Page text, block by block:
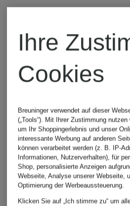
Zertifiziert
odlo
Ihre
Cookies
Breuninger verwendet auf dieser
(„Tools“). Mit Ihrer Zustimmung
um Ihr Shoppingerlebnis und unser
interessante Werbung auf anderen
können verarbeitet werden (z. B. IP-
Informationen, Nutzerverhalten), für
Shop, personalisierte Anzeigen
Webseite, Analyse unserer Webseite,
Optimierung der Werbeaussteuerung.
Klicken Sie auf „Ich stimme zu“ um